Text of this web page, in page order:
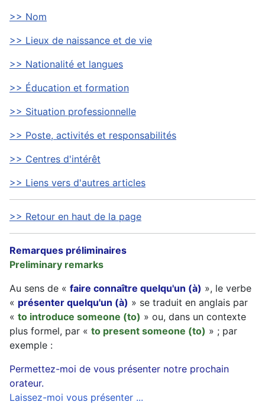
>> Nom
>> Lieux de naissance et de vie
>> Nationalité et langues
>> Éducation et formation
>> Situation professionnelle
>> Poste, activités et responsabilités
>> Centres d'intérêt
>> Liens vers d'autres articles
>> Retour en haut de la page
Remarques préliminaires
Preliminary remarks
Au sens de « faire connaître quelqu'un (à) », le verbe
« présenter quelqu'un (à) » se traduit en anglais par
« to introduce someone (to) » ou, dans un contexte
plus formel, par « to present someone (to) » ; par
exemple :
Permettez-moi de vous présenter notre prochain
orateur.
Laissez-moi vous présenter ...